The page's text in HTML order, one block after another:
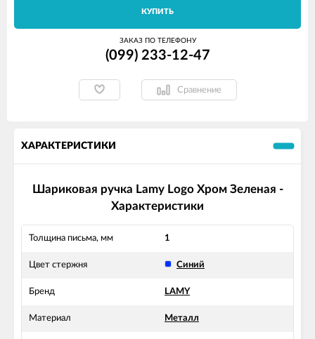
КУПИТЬ
ЗАКАЗ ПО ТЕЛЕФОНУ
(099) 233-12-47
Сравнение
ХАРАКТЕРИСТИКИ
Шариковая ручка Lamy Logo Хром Зеленая -
Характеристики
Толщина письма, мм 1
Цвет стержня Синий
Бренд LAMY
Материал Металл